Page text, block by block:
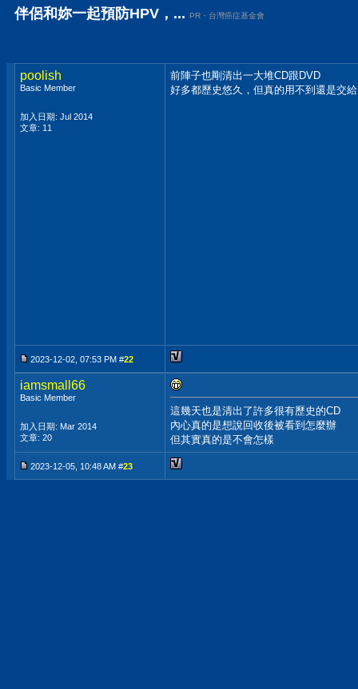
伴侶和妳一起預防HPV，... PR・台灣癌症基金會
poolish
Basic Member
加入日期: Jul 2014
文章: 11
前陣子也剛清出一大堆CD跟DVD
好多都歷史悠久，但真的用不到還是交
2023-12-02, 07:53 PM #22
iamsmall66
Basic Member
加入日期: Mar 2014
文章: 20
這幾天也是清出了許多很有歷史的CD
內心真的是想說回收後被看到怎麼辦
但其實真的是不會怎樣
2023-12-05, 10:48 AM #23